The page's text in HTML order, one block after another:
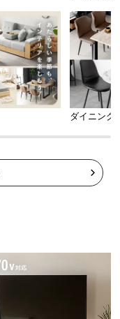
ダイニング